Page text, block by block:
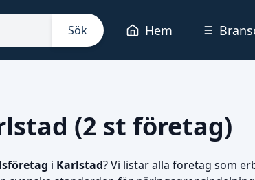
Sök Hem
(2 st företag)
i Karlstad? Vi listar alla företag som